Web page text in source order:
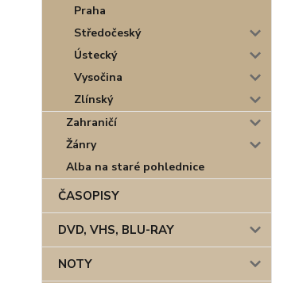
Praha
Středočeský
Ústecký
Vysočina
Zlínský
Zahraničí
Žánry
Alba na staré pohlednice
ČASOPISY
DVD, VHS, BLU-RAY
NOTY